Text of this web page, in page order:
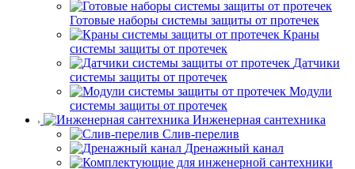
Готовые наборы системы защиты от протечек
Краны
системы защиты от протечек
Датчики
системы защиты от протечек
Модули
системы защиты от протечек
Инженерная сантехника
Слив-перелив
Дренажный канал